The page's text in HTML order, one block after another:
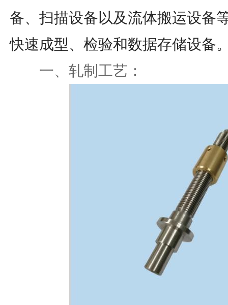
备、扫描设备以及流体搬运设备
快速成型、检验和数据存储设备
一、轧制工艺：